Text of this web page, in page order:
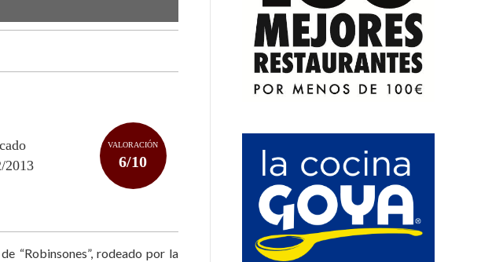
2013
VALORACIÓN
6/10
“Robinsones”, rodeado por la